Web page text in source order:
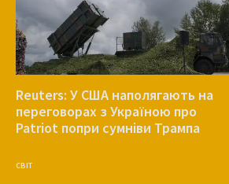
Reuters: У США наполягають на
переговорах з Україною про
Patriot попри сумніви Трампа
СВІТ